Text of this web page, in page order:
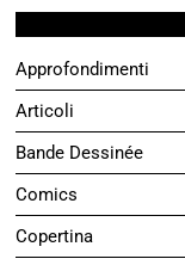
Approfondimenti
Articoli
Bande Dessinée
Comics
Copertina